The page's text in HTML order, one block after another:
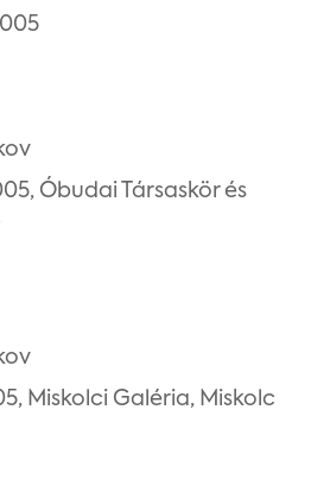
Óbudai Társaskör és
Miskolci Galéria, Miskolc